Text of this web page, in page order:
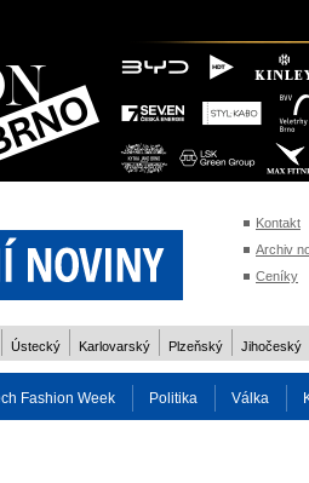
Kontakt
Archiv
Ceníky
Ústecký Karlovarský Plzeňský Jihočeský
Fashion Week Politika Válka